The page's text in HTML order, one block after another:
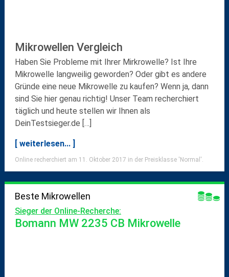
Mikrowellen Vergleich
Haben Sie Probleme mit Ihrer Mirkrowelle? Ist Ihre
Mikrowelle langweilig geworden? Oder gibt es andere
Gründe eine neue Mikrowelle zu kaufen? Wenn ja, dann
sind Sie hier genau richtig! Unser Team recherchiert
täglich und heute stellen wir Ihnen als
DeinTestsieger.de […]
[ weiterlesen... ]
Online recherchiert am 11. Oktober 2017 in der Preisklasse 'Normal'.
Beste Mikrowellen
Sieger der Online-Recherche:
Bomann MW 2235 CB Mikrowelle